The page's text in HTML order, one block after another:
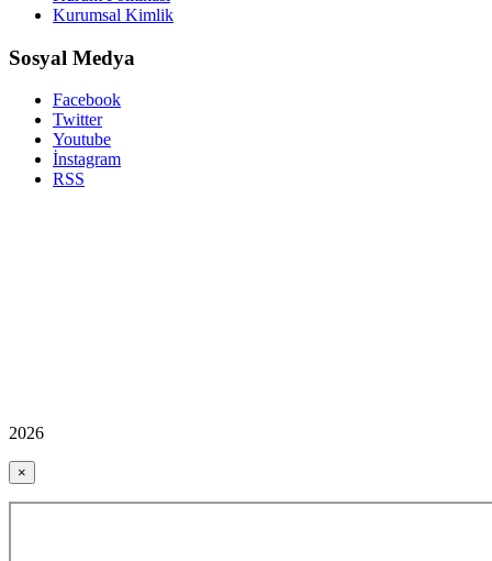
Kurumsal Kimlik
Sosyal Medya
Facebook
Twitter
Youtube
İnstagram
RSS
2026
×